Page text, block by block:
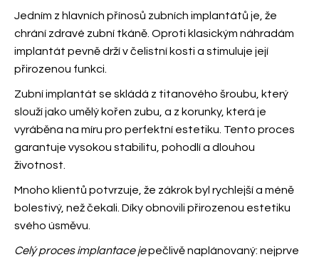
Jedním z hlavních přínosů zubních implantátů je, že
chrání zdravé zubní tkáně. Oproti klasickým náhradám
implantát pevně drží v čelistní kosti a stimuluje její
přirozenou funkci.
Zubní implantát se skládá z titanového šroubu, který
slouží jako umělý kořen zubu, a z korunky, která je
vyráběna na míru pro perfektní estetiku. Tento proces
garantuje vysokou stabilitu, pohodlí a dlouhou
životnost.
Mnoho klientů potvrzuje, že zákrok byl rychlejší a méně
bolestivý, než čekali. Díkyobnovili přirozenou estetiku
svého úsměvu.
Celý proces implantace jepečlivě naplánovaný: nejprve